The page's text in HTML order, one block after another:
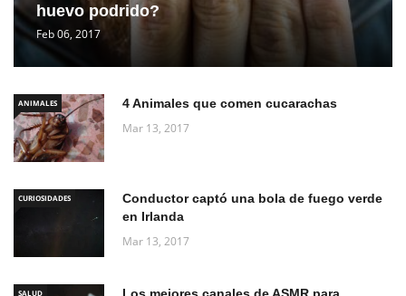
huevo podrido?
Feb 06, 2017
ANIMALES 4 Animales que comen cucarachas
Mar 13, 2017
CURIOSIDADES
Conductor captó una bola de fuego verde
en Irlanda
Mar 13, 2017
SALUD
Los mejores canales de ASMR para